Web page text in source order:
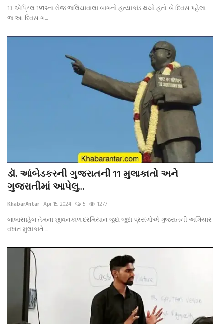
13 એપ્રિલ 1919ના રોજ જલિયાવાલા બાગનો હત્યાકાંડ થયો હતો. બે દિવસ પહેલા
જ આ દિવસ ગ...
ડૉ. આંબેડકરની ગુજરાતની 11 મુલાકાતો અને
ગુજરાતીમાં આપેલુ...
KhabarAntar Apr 15, 2024 5 1277
બાબાસાહેબ તેમના જીવનકાળ દરમિયાન જુદા જુદા પ્રસંગોએ ગુજરાતની અગિયાર
વખત મુલાકાતે ...